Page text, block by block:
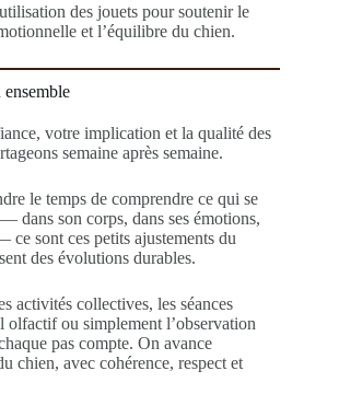
des jouets pour soutenir le
et l’équilibre du chien.
votre implication et la qualité des
semaine après semaine.
le temps de comprendre ce qui se
dans son corps, dans ses émotions,
ce sont ces petits ajustements du
des évolutions durables.
activités collectives, les séances
ou simplement l’observation
pas compte. On avance
chien, avec cohérence, respect et